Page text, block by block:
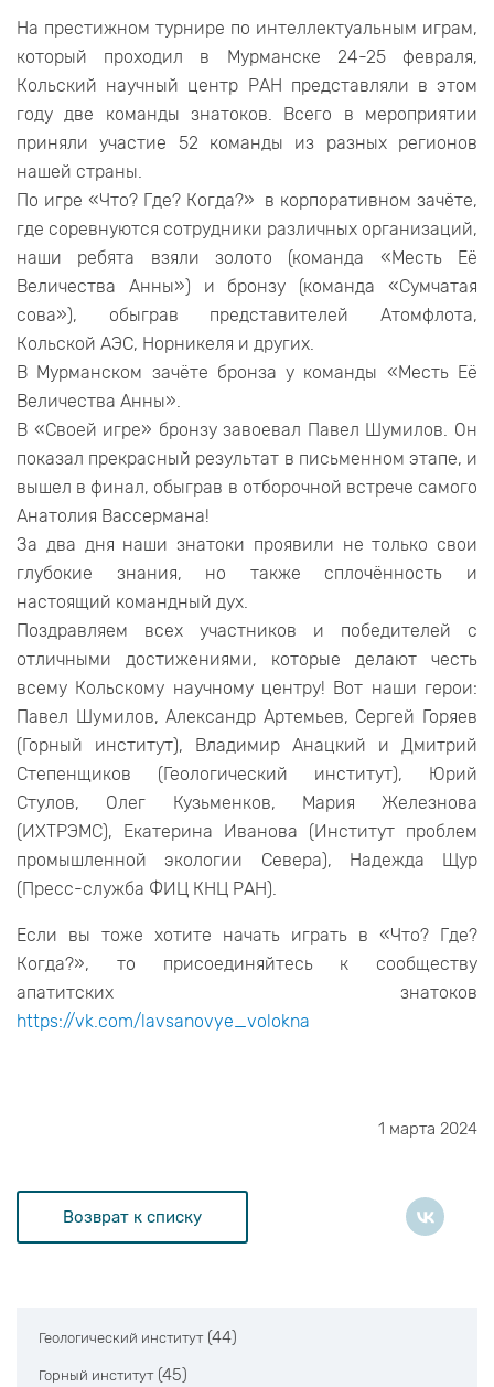
На престижном турнире по интеллектуальным играм,
который проходил в Мурманске 24-25 февраля,
Кольский научный центр РАН представляли в этом
году две команды знатоков. Всего в мероприятии
приняли участие 52 команды из разных регионов
нашей страны.
По игре «Что? Где? Когда?» в корпоративном зачёте,
где соревнуются сотрудники различных организаций,
наши ребята взяли золото (команда «Месть Её
Величества Анны») и бронзу (команда «Сумчатая
сова»), обыграв представителей Атомфлота,
Кольской АЭС, Норникеля и других.
В Мурманском зачёте бронза у команды «Месть Её
Величества Анны».
В «Своей игре» бронзу завоевал Павел Шумилов. Он
показал прекрасный результат в письменном этапе, и
вышел в финал, обыграв в отборочной встрече самого
Анатолия Вассермана!
За два дня наши знатоки проявили не только свои
глубокие знания, но также сплочённость и
настоящий командный дух.
Поздравляем всех участников и победителей с
отличными достижениями, которые делают честь
всему Кольскому научному центру! Вот наши герои:
Павел Шумилов, Александр Артемьев, Сергей Горяев
(Горный институт), Владимир Анацкий и Дмитрий
Степенщиков (Геологический институт), Юрий
Стулов, Олег Кузьменков, Мария Железнова
(ИХТРЭМС), Екатерина Иванова (Институт проблем
промышленной экологии Севера), Надежда Щур
(Пресс-служба ФИЦ КНЦ РАН).
Если вы тоже хотите начать играть в «Что? Где?
Когда?», то присоединяйтесь к сообществу
апатитских знатоков
https://vk.com/lavsanovye_volokna
1 марта 2024
Возврат к списку
Геологический институт (44)
Горный институт (45)